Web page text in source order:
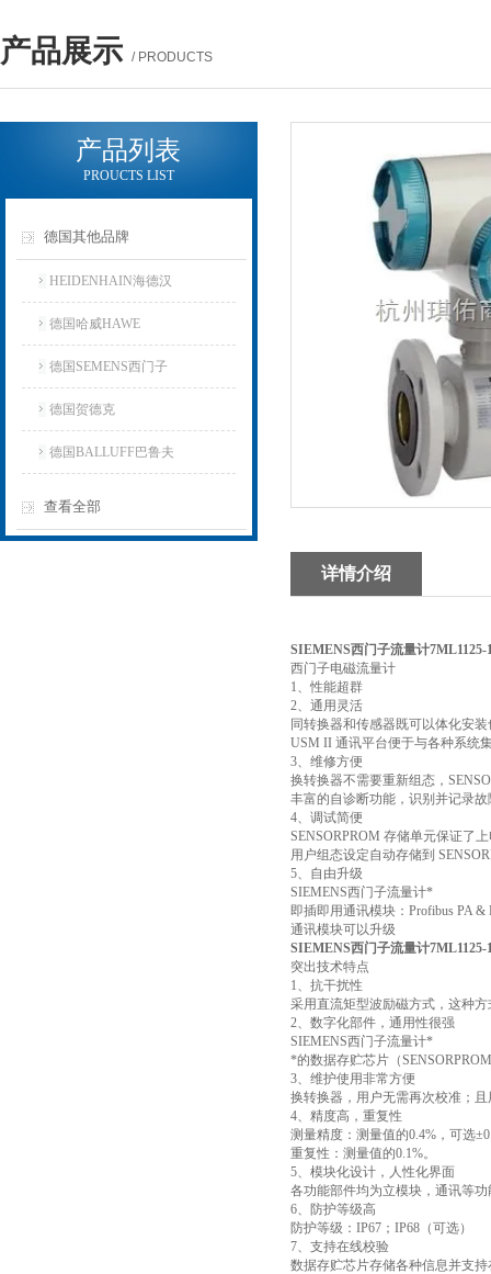
产品展示 / PRODUCTS
产品列表
PROUCTS LIST
德国其他品牌
HEIDENHAIN海德汉
德国哈威HAWE
德国SEMENS西门子
德国贺德克
德国BALLUFF巴鲁夫
查看全部
详情介绍
SIEMENS西门子流量计7ML1125-
西门子电磁流量计
1、性能超群
2、通用灵活
同转换器和传感器既可以体化安
USM II 通讯平台便于与各种系统
3、维修方便
换转换器不需要重新组态，
丰富的自诊断功能，识别并记录故
4、调试简便
SENSORPROM 存储单元保证了
用户组态设定自动存储到
5、自由升级
SIEMENS西门子流量计*
即插即用通讯模块：Profibus PA &
通讯模块可以升级
SIEMENS西门子流量计7ML1125-
突出技术特点
1、抗干扰性
采用直流矩型波励磁方式，这种
2、数字化部件，通用性很强
SIEMENS西门子流量计*
*的数据存贮芯片（
3、维护使用非常方便
换转换器，用户无需再次校准；
4、精度高，重复性
测量精度：测量值的0.4%，可选
重复性：测量值的0.1%。
5、模块化设计，人性化界面
各功能部件均为立模块，通讯等
6、防护等级高
防护等级：IP67；IP68（可选）
7、支持在线校验
数据存贮芯片存储各种信息并支